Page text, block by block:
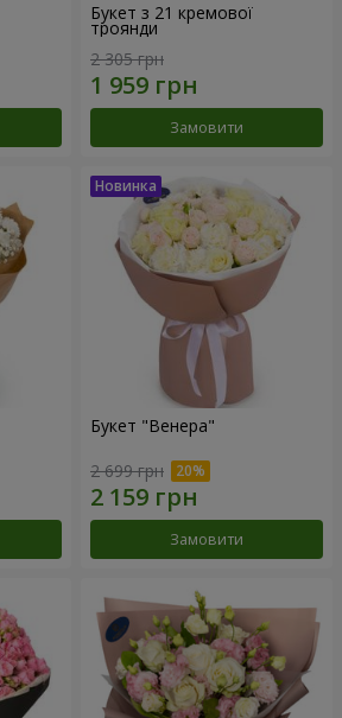
Букет з 21 кремової
троянди
2 305 грн
Замовити
Букет "Венера"
2 699 грн
Замовити